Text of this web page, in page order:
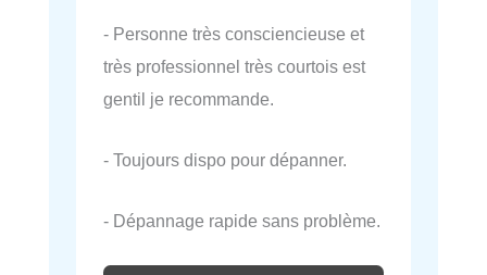
- Personne très consciencieuse et
très professionnel très courtois est
gentil je recommande.
- Toujours dispo pour dépanner.
- Dépannage rapide sans problème.